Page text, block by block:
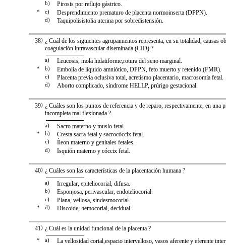
b) Pirosis por reflujo gástrico.
* c) Desprendimiento prematuro de placenta normoinserta (DPPN).
d) Taquipolisistolia uterina por sobredistensión.
)
38 ¿ Cuál de los siguientes agrupamientos representa, en su totalidad, causas
coagulación intravascular diseminada (CID) ?
a) Leucosis, mola hidatiforme,rotura del seno marginal.
* b) Embolia de líquido amniótico, DPPN, feto muerto y retenido (FMR).
c) Placenta previa oclusiva total, acretismo placentario, macrosomía fetal.
d) Aborto complicado, síndrome HELLP, prúrigo gestacional.
)
39 ¿ Cuáles son los puntos de referencia y de reparo, respectivamente, en una
incompleta mal flexionada ?
a) Sacro materno y muslo fetal.
* b) Cresta sacra fetal y sacrocóccix fetal.
c) Íleon materno y genitales fetales.
d) Isquión materno y cóccix fetal.
)
40 ¿ Cuáles son las características de la placentación humana ?
a) Irregular, epiteliocorial, difusa.
b) Esponjosa, perivascular, endoteliocorial.
c) Plana, vellosa, sindesmocorial.
* d) Discoide, hemocorial, decidual.
)
41 ¿ Cuál es la unidad funcional de la placenta ?
* a) La vellosidad corial,espacio intervelloso, vasos aferente y eferente